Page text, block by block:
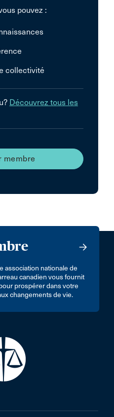
pouvez :
collectivité
Découvrez tous les
membre
association nationale de
canadien vous fournit
prospérer dans votre
changements de vie.